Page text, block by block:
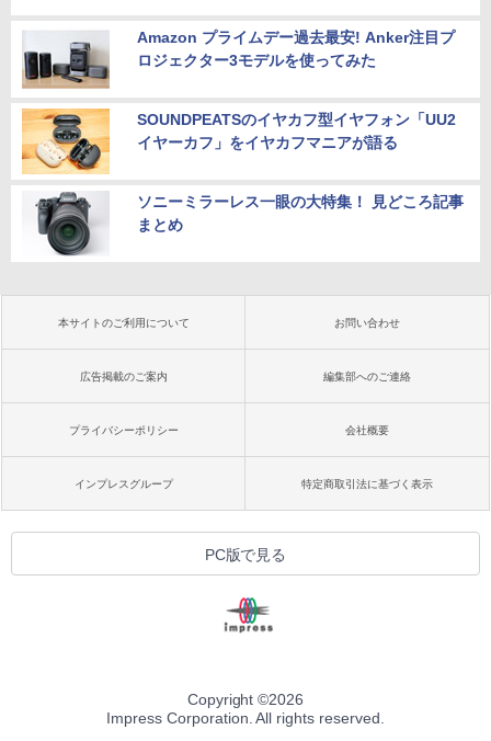
Amazon プライムデー過去最安! Anker注目プ
ロジェクター3モデルを使ってみた
SOUNDPEATSのイヤカフ型イヤフォン「UU2
イヤーカフ」をイヤカフマニアが語る
ソニーミラーレス一眼の大特集！ 見どころ記事
まとめ
本サイトのご利用について お問い合わせ
広告掲載のご案内 編集部へのご連絡
プライバシーポリシー 会社概要
インプレスグループ 特定商取引法に基づく表示
PC版で見る
Copyright ©2026
Impress Corporation. All rights reserved.